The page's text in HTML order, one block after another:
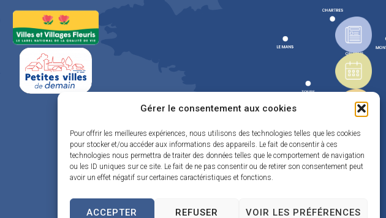
Gérer le consentement aux cookies
Pour offrir les meilleures expériences, nous utilisons des technologies telles que les cookies
pour stocker et/ou accéder aux informations des appareils. Le fait de consentir à ces
technologies nous permettra de traiter des données telles que le comportement de navigation
ou les ID uniques sur ce site. Le fait de ne pas consentir ou de retirer son consentement peut
avoir un effet négatif sur certaines caractéristiques et fonctions.
ACCEPTER REFUSER VOIR LES PRÉFÉRENCES